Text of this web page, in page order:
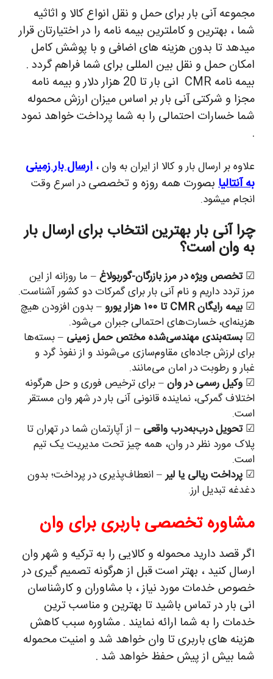
مجموعه آنی بار برای حمل و نقل انواع کالا و اثاثیه
شما ، بهترین و کاملترین بیمه نامه را در اختیارتان قرار
میدهد تا بدون هزینه های اضافی و با پوشش کامل
امکان حمل و نقل بین المللی برای شما فراهم گردد .
بیمه نامه CMR انی بار تا 20 هزار دلار و بیمه نامه
مجزا و شرکتی آنی بار بر اساس میزان ارزش محموله
شما خسارات احتمالی را به شما پرداخت خواهد نمود
.
علاوه بر ارسال بار و کالا از ایران به وان ، ارسال بار زمینی
به آنتالیا بصورت همه روزه و تخصصی در اسرع وقت
انجام میشود.
چرا آنی بار بهترین انتخاب برای ارسال بار
به وان است؟
☑تخصص ویژه در مرز بازرگان-گوربولاغ– ما روزانه از این
مرز تردد داریم و نام آنی بار برای گمرکات دو کشور آشناست.
☑ بیمه رایگان CMR تا ۱۰۰ هزار یورو
– بدون افزودن هیچ
هزینه‌ای، خسارت‌های احتمالی جبران می‌شود.
☑ بسته‌بندی مهندسی‌شده مختص حمل زمینی – بسته‌ها
برای لرزش جاده‌ای مقاوم‌سازی می‌شوند و از نفوذ گرد و
غبار و رطوبت در امان می‌مانند.
☑ وکیل رسمی در وان– برای ترخیص فوری و حل هرگونه
اختلاف گمرکی، نماینده قانونی آنی بار در شهر وان مستقر
است.
☑تحویل درب‌به‌درب واقعی – از آپارتمان شما در تهران تا
پلاک مورد نظر در وان، همه چیز تحت مدیریت یک تیم
است.
☑ پرداخت ریالی یا لیر– انعطاف‌پذیری در پرداخت؛ بدون
دغدغه تبدیل ارز.
مشاوره تخصصی باربری برای وان
اگر قصد دارید محموله و کالایی را به ترکیه و شهر وان
ارسال کنید ، بهتر است قبل از هرگونه تصمیم گیری در
خصوص خدمات مورد نیاز ، با مشاوران و کارشناسان
انی بار در تماس باشید تا بهترین و مناسب ترین
خدمات را به شما ارائه نمایند . مشاوره سبب کاهش
هزینه های باربری تا وان خواهد شد و امنیت محموله
شما بیش از پیش حفظ خواهد شد .